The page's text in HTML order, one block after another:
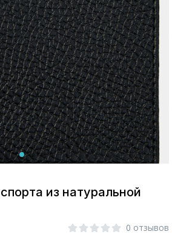
Изменить город
из натуральной
0 отзывов